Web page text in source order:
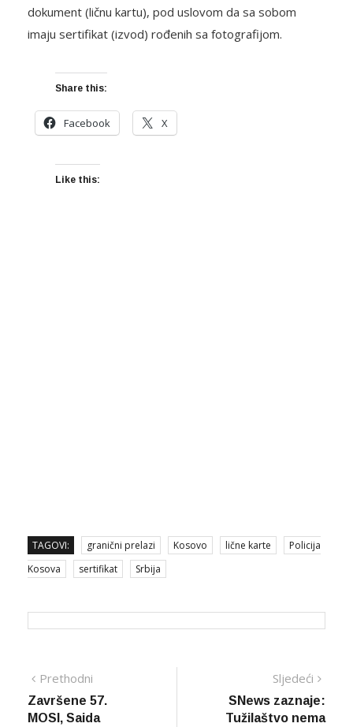
dokument (ličnu kartu), pod uslovom da sa sobom
imaju sertifikat (izvod) rođenih sa fotografijom.
Share this:
Facebook X
Like this:
TAGOVI: granični prelazi Kosovo lične karte
Policija
Kosova
sertifikat Srbija
Navigacija
članaka
Prethodni
vijest
Završene 57.
MOSI, Saida
Sljedeći
SNews zaznaje:
Tužilaštvo nema